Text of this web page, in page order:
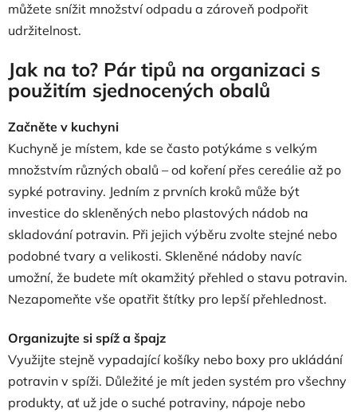
můžete snížit množství odpadu a zároveň podpořit
udržitelnost.
Jak na to? Pár tipů na organizaci s
použitím sjednocených obalů
Začněte v kuchyni
Kuchyně je místem, kde se často potýkáme s velkým
množstvím různých obalů – od koření přes cereálie až po
sypké potraviny. Jedním z prvních kroků může být
investice do skleněných nebo plastových nádob na
skladování potravin. Při jejich výběru zvolte stejné nebo
podobné tvary a velikosti. Skleněné nádoby navíc
umožní, že budete mít okamžitý přehled o stavu potravin.
Nezapomeňte vše opatřit štítky pro lepší přehlednost.
Organizujte si spíž a špajz
Využijte stejně vypadající košíky nebo boxy pro ukládání
potravin v spíži. Důležité je mít jeden systém pro všechny
produkty, ať už jde o suché potraviny, nápoje nebo